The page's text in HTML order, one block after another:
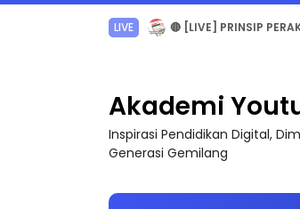
TRANSFORMASI DIGITAL
Akademi
Inspirasi Pendidikan Digital,
Generasi Gemilang